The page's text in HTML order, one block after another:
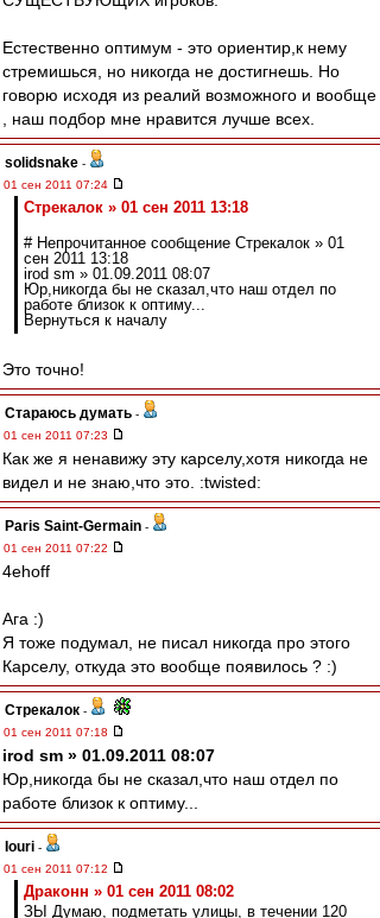
Естественно оптимум - это ориентир,к нему
стремишься, но никогда не достигнешь. Но
говорю исходя из реалий возможного и вообще
, наш подбор мне нравится лучше всех.
solidsnake -
01 сен 2011 07:24
Стрекалок » 01 сен 2011 13:18
# Непрочитанное сообщение Стрекалок » 01
сен 2011 13:18
irod sm » 01.09.2011 08:07
Юр,никогда бы не сказал,что наш отдел по
работе близок к оптиму...
Вернуться к началу
Это точно!
Стараюсь думать -
01 сен 2011 07:23
Как же я ненавижу эту карселу,хотя никогда не
видел и не знаю,что это. :twisted:
Paris Saint-Germain -
01 сен 2011 07:22
4ehoff
Ага :)
Я тоже подумал, не писал никогда про этого
Карселу, откуда это вообще появилось ? :)
Стрекалок -
01 сен 2011 07:18
irod sm » 01.09.2011 08:07
Юр,никогда бы не сказал,что наш отдел по
работе близок к оптиму...
Iouri -
01 сен 2011 07:12
Драконн » 01 сен 2011 08:02
ЗЫ Думаю, подметать улицы, в течении 120